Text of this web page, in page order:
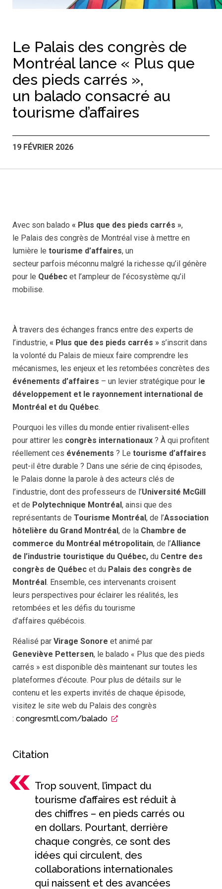
Le Palais des congrès de
Montréal lance « Plus que
des pieds carrés »,
un balado consacré au
tourisme d’affaires
19 FÉVRIER 2026
Avec son balado « Plus que des pieds carrés »,
le Palais des congrès de Montréal vise à mettre en
lumière le tourisme d’affaires, un
secteur parfois méconnu malgré la richesse qu’il génère
pour le Québec et l’ampleur de l’écosystème qu’il
mobilise.
À travers des échanges francs entre des experts de
l’industrie, « Plus que des pieds carrés » s’inscrit dans
la volonté du Palais de mieux faire comprendre les
mécanismes, les enjeux et les retombées concrètes des
événements d’affaires – un levier stratégique pour l e
développement et le rayonnement international de
Montréal et du Québec.
Pourquoi les villes du monde entier rivalisent-elles
pour attirer les congrès internationaux ? À qui profitent
réellement ces événements ? Le tourisme d’affaires
peut-il être durable ? Dans une série de cinq épisodes,
le Palais donne la parole à des acteurs clés de
l’industrie, dont des professeurs de l’Université McGill
et de Polytechnique Montréal , ainsi que des
représentants de Tourisme Montréal , de l’Association
hôtelière du Grand Montréal , de la Chambre de
commerce du Montréal métropolitain, de l’Alliance
de l’industrie touristique du Québec, du Centre des
congrès de Québec et du Palais des congrès de
Montréal . Ensemble, ces intervenants croisent
leurs perspectives pour éclairer les réalités, les
retombées et les défis du tourisme
d’affaires québécois.
Réalisé par Virage Sonore et animé par
Geneviève Pettersen, le balado « Plus que des pieds
carrés » est disponible dès maintenant sur toutes les
plateformes d’écoute. Pour plus de détails sur le
contenu et les experts invités de chaque épisode,
visitez le site web du Palais des congrès
: congresmtl.com/balado
Citation
Trop souvent, l’impact du
tourisme d’affaires est réduit à
des chiffres – en pieds carrés ou
en dollars. Pourtant, derrière
chaque congrès, ce sont des
idées qui circulent, des
collaborations internationales
qui naissent et des avancées